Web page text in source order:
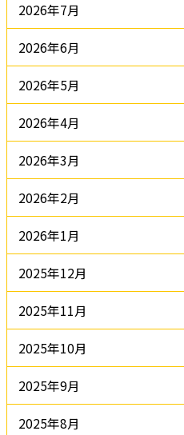
2026年7月
2026年6月
2026年5月
2026年4月
2026年3月
2026年2月
2026年1月
2025年12月
2025年11月
2025年10月
2025年9月
2025年8月